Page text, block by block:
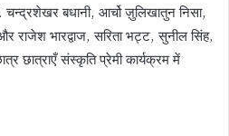
चन्द्रशेखर बधानी, आर्चो ज़ुलिखातुन निसा,
राजेश भारद्वाज, सरिता भट्ट, सुनील सिंह,
छात्राएँ संस्कृति प्रेमी कार्यक्रम में